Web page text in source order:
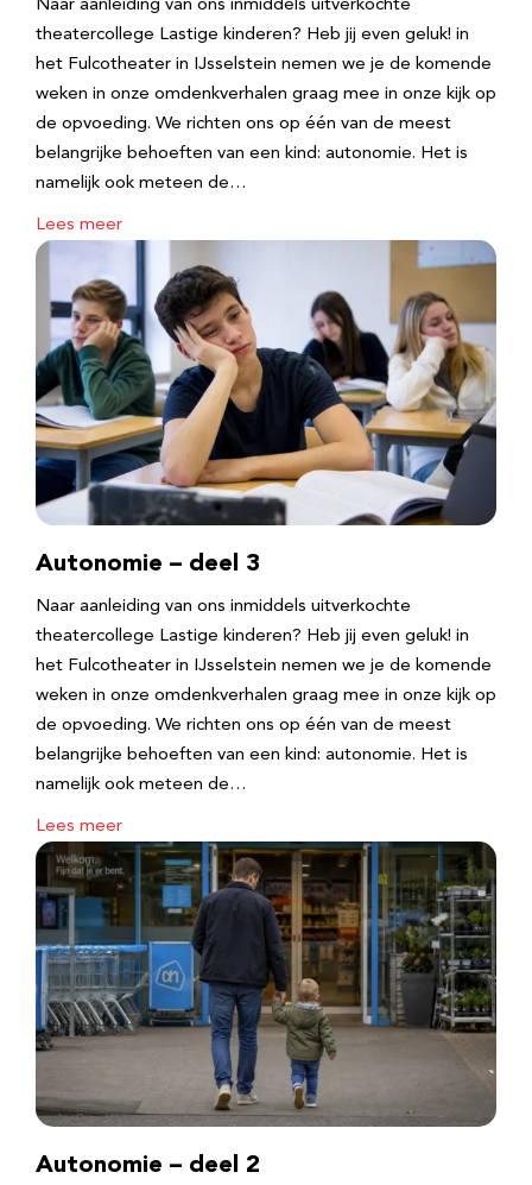
Naar aanleiding van ons inmiddels uitverkochte
theatercollege Lastige kinderen? Heb jij even geluk! in
het Fulcotheater in IJsselstein nemen we je de komende
weken in onze omdenkverhalen graag mee in onze kijk op
de opvoeding. We richten ons op één van de meest
belangrijke behoeften van een kind: autonomie. Het is
namelijk ook meteen de…
Lees meer
Autonomie – deel 3
Naar aanleiding van ons inmiddels uitverkochte
theatercollege Lastige kinderen? Heb jij even geluk! in
het Fulcotheater in IJsselstein nemen we je de komende
weken in onze omdenkverhalen graag mee in onze kijk op
de opvoeding. We richten ons op één van de meest
belangrijke behoeften van een kind: autonomie. Het is
namelijk ook meteen de…
Lees meer
Autonomie – deel 2